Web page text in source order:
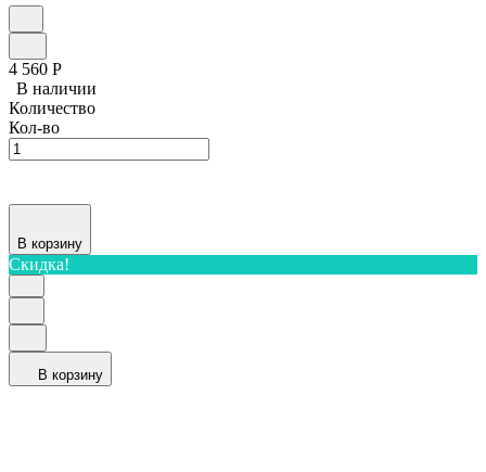
4 560 Р
В наличии
Количество
Кол-во
В корзину
Скидка!
В корзину